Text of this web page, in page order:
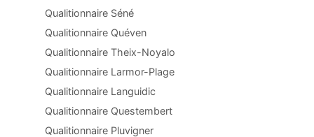
Qualitionnaire Séné
Qualitionnaire Quéven
Qualitionnaire Theix-Noyalo
Qualitionnaire Larmor-Plage
Qualitionnaire Languidic
Qualitionnaire Questembert
Qualitionnaire Pluvigner